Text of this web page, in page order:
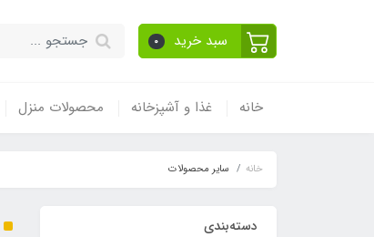
سبد خرید 0
خانه غذا و آشپزخانه محصولات منزل
خانه سایر محصولات
دسته‌بندی